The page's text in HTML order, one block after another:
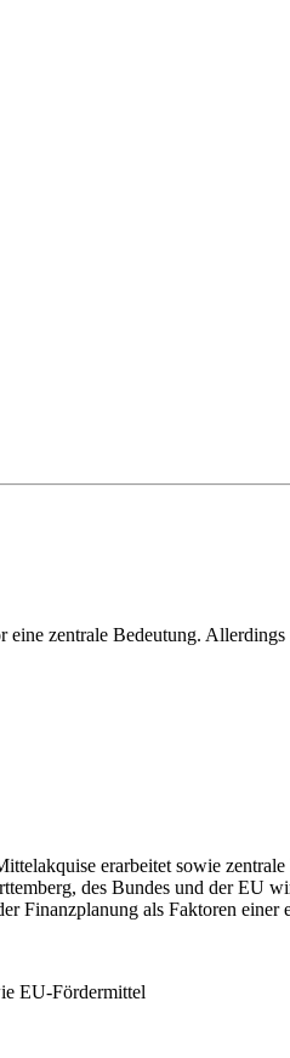
zentrale Bedeutung.
erarbeitet sowie
des Bundes und der EU
Finanzplanung als Faktoren
EU-Fördermittel